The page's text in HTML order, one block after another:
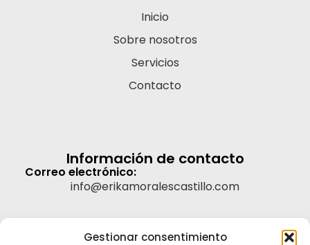
Gestionar consentimiento
Inicio
Sobre nosotros
Servicios
Contacto
Información de contacto
Correo electrónico:
info@erikamoralescastillo.com